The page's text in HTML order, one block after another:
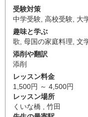
受験対策
中学受験, 高校受験, 大
趣味と学ぶ
歌, 母国の家庭料理, 文
添削や翻訳
添削
レッスン料金
1,500円 ～ 4,500円
レッスン場所
くいな橋 , 竹田